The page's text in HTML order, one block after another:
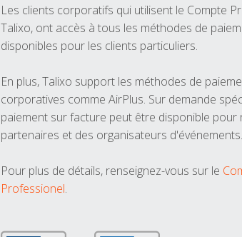
Les clients corporatifs qui utilisent le Compte
Talixo, ont accès à tous les méthodes de
disponibles pour les clients particuliers.
En plus, Talixo support les méthodes de
corporatives comme AirPlus. Sur demande
paiement sur facture peut être disponible pour
partenaires et des organisateurs d'événements.
Pour plus de détails, renseignez-vous sur le
Professionel.